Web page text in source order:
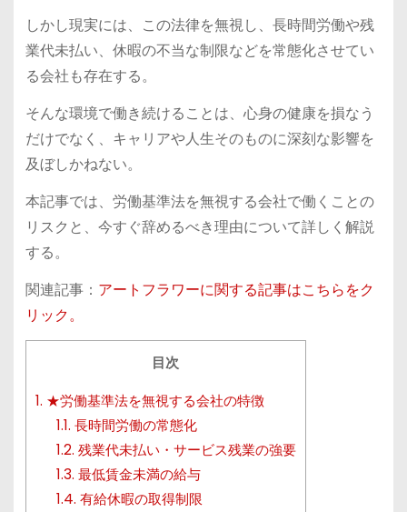
しかし現実には、この法律を無視し、長時間労働や残
業代未払い、休暇の不当な制限などを常態化させてい
る会社も存在する。
そんな環境で働き続けることは、心身の健康を損なう
だけでなく、キャリアや人生そのものに深刻な影響を
及ぼしかねない。
本記事では、労働基準法を無視する会社で働くことの
リスクと、今すぐ辞めるべき理由について詳しく解説
する。
関連記事： アートフラワーに関する記事はこちらをク
リック。
目次
1. ★労働基準法を無視する会社の特徴
1.1. 長時間労働の常態化
1.2. 残業代未払い・サービス残業の強要
1.3. 最低賃金未満の給与
1.4. 有給休暇の取得制限